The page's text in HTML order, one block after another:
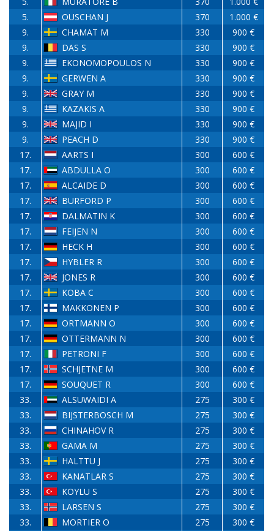
5.
OUSCHAN J 370
1.000 €
9.
CHAMAT M 330
900 €
9.
DAS S 330
900 €
9.
EKONOMOPOULOS N 330
900 €
9.
GERWEN A 330
900 €
9.
GRAY M 330
900 €
9.
KAZAKIS A 330
900 €
9.
MAJID I 330
900 €
9.
PEACH D 330
900 €
17.
AARTS I 300
600 €
17.
ABDULLA O 300
600 €
17.
ALCAIDE D 300
600 €
17.
BURFORD P 300
600 €
17.
DALMATIN K 300
600 €
17.
FEIJEN N 300
600 €
17.
HECK H 300
600 €
17.
HYBLER R 300
600 €
17.
JONES R 300
600 €
17.
KOBA C 300
600 €
17.
MAKKONEN P 300
600 €
17.
ORTMANN O 300
600 €
17.
OTTERMANN N 300
600 €
17.
PETRONI F 300
600 €
17.
SCHJETNE M 300
600 €
17.
SOUQUET R 300
600 €
33.
ALSUWAIDI A 275
300 €
33.
BIJSTERBOSCH M 275
300 €
33.
CHINAHOV R 275
300 €
33.
GAMA M 275
300 €
33.
HALTTU J 275
300 €
33.
KANATLAR S 275
300 €
33.
KOYLU S 275
300 €
33.
LARSEN S 275
300 €
33.
MORTIER O 275
300 €